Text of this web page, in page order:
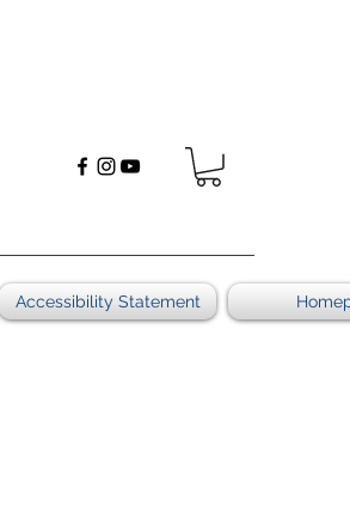
Accessibility Statement